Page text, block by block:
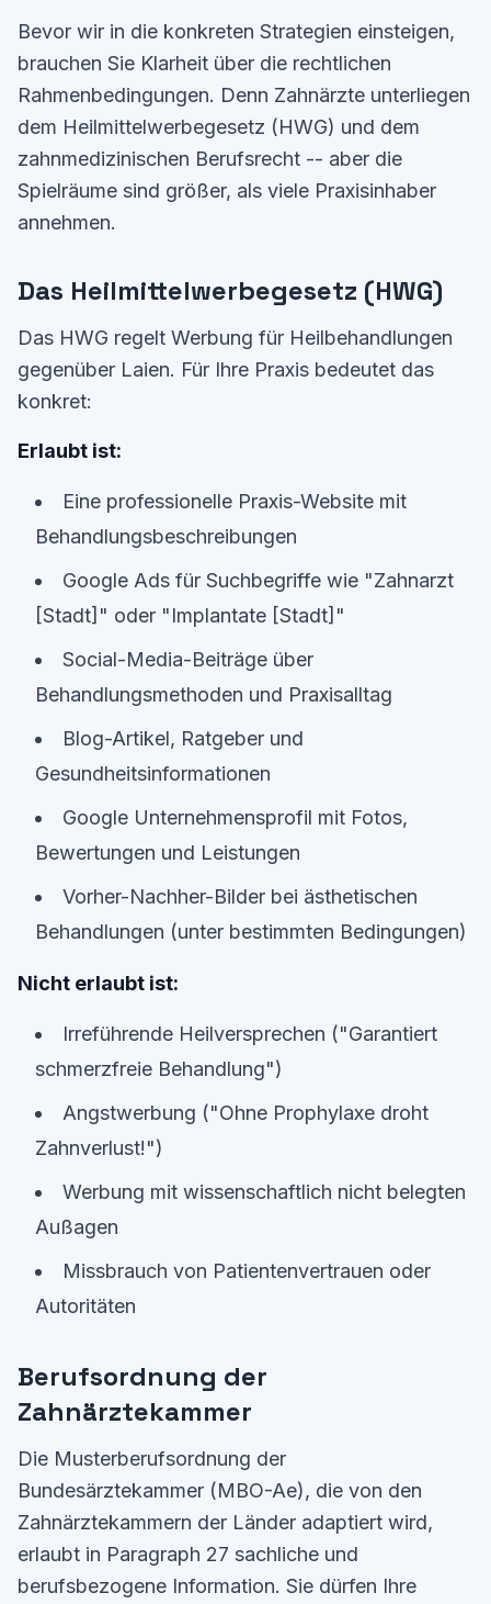
Bevor wir in die konkreten Strategien einsteigen,
brauchen Sie Klarheit über die rechtlichen
Rahmenbedingungen. Denn Zahnärzte unterliegen
dem Heilmittelwerbegesetz (HWG) und dem
zahnmedizinischen Berufsrecht -- aber die
Spielräume sind größer, als viele Praxisinhaber
annehmen.
Das Heilmittelwerbegesetz (HWG)
Das HWG regelt Werbung für Heilbehandlungen
gegenüber Laien. Für Ihre Praxis bedeutet das
konkret:
Erlaubt ist:
Eine professionelle Praxis-Website mit
Behandlungsbeschreibungen
Google Ads für Suchbegriffe wie "Zahnarzt
[Stadt]" oder "Implantate [Stadt]"
Social-Media-Beiträge über
Behandlungsmethoden und Praxisalltag
Blog-Artikel, Ratgeber und
Gesundheitsinformationen
Google Unternehmensprofil mit Fotos,
Bewertungen und Leistungen
Vorher-Nachher-Bilder bei ästhetischen
Behandlungen (unter bestimmten Bedingungen)
Nicht erlaubt ist:
Irreführende Heilversprechen ("Garantiert
schmerzfreie Behandlung")
Angstwerbung ("Ohne Prophylaxe droht
Zahnverlust!")
Werbung mit wissenschaftlich nicht belegten
Außagen
Missbrauch von Patientenvertrauen oder
Autoritäten
Berufsordnung der
Zahnärztekammer
Die Musterberufsordnung der
Bundesärztekammer (MBO-Ae), die von den
Zahnärztekammern der Länder adaptiert wird,
erlaubt in Paragraph 27 sachliche und
berufsbezogene Information. Sie dürfen Ihre